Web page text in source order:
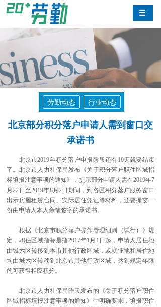
劳勤动态 行业动态
北京部分积分落户申请人需到窗口交
承诺书
北京市2019年积分落户申报阶段还有10天就要结束
了。北京市人力社保局发布《关于积分落户职住区域指
标填报注意事项的通知》，提示部分申请人需在2019年7
月22日至2019年8月2日期间，到各区积分落户服务窗口
出示房屋租赁合同、实际居住凭证等材料，还要提交一
份由申请人本人亲笔签字的承诺书。
根据《北京市积分落户操作管理细则（试行）》规
定，职住区域指标是指2017年1月1日起，申请人居住地
由城六区转移到本市其他行政区域，或就业地和居住地
均由城六区转移到北京市其他行政区域，达到规定年限
的可获得相应积分。
北京市人力社保局昨天发布的《关于积分落户职住
区域指标填报注意事项的通知》中明确要求，填报职住